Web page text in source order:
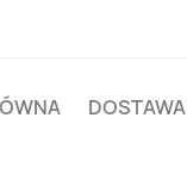
DOSTAWA